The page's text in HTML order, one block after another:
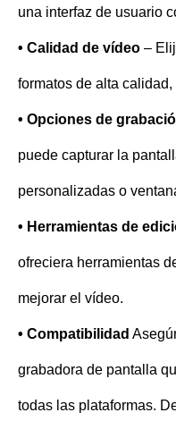
una interfaz de usuario
• Calidad de vídeo –
formatos de alta
• Opciones de
puede capturar la
personalizadas o
• Herramientas de
ofreciera herramientas
mejorar el vídeo.
• Compatibilidad
grabadora de pantalla
todas las plataformas.